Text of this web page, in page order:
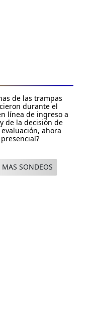
de las trampas
durante el
línea de ingreso a
de la decisión de
ahora
MAS SONDEOS